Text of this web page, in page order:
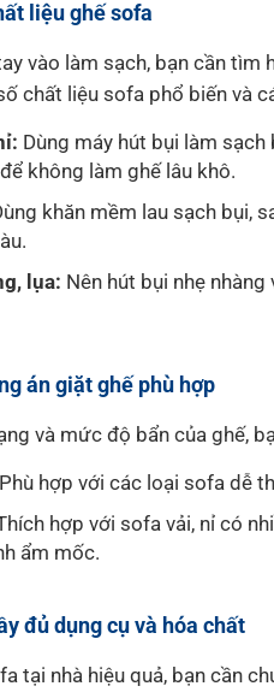
liệu ghế sofa
vào làm sạch, bạn cần tìm
chất liệu sofa phổ biến và
Dùng máy hút bụi làm
không làm ghế lâu khô.
khăn mềm lau sạch bụi,
lụa: Nên hút bụi nhẹ
án giặt ghế phù hợp
và mức độ bẩn của ghế,
Phù hợp với các loại sofa dễ
hợp với sofa vải, nỉ có
ẩm mốc.
đủ dụng cụ và hóa chất
tại nhà hiệu quả, bạn cần